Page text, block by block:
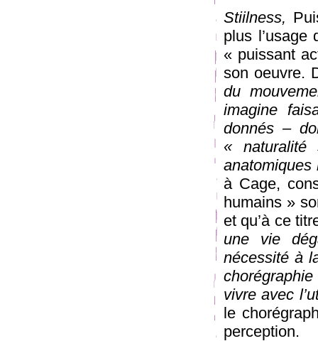
Stiilness,
plus
« puissant
son oeuvre.
du
imagine
donnés –
«
anatomiques
à Cage,
humains »
et qu’à ce
une vie
nécessité à
vivre avec
le
perception.